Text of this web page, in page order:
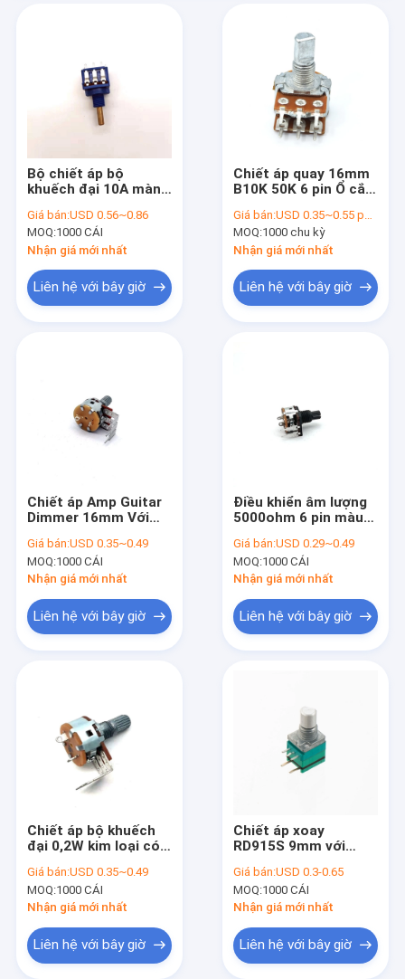
Về chúng tôi
Tham quan nhà máy
Tin tức
Tất cả các trường hợp
Bộ chiết áp bộ
khuếch đại 10A màng
sáng
Giá bán:USD 0.56~0.86
MOQ:1000 CÁI
Nhận giá mới nhất
Liên hệ với bây giờ
Chiết áp quay 16mm
B10K 50K 6 pin Ổ cắm
ẩm
Giá bán:USD 0.35~0.55 per piece
MOQ:1000 chu kỳ
Nhận giá mới nhất
Liên hệ với bây giờ
Chiết áp Amp Guitar
Dimmer 16mm Với
0,2W
Giá bán:USD 0.35~0.49
MOQ:1000 CÁI
Nhận giá mới nhất
Liên hệ với bây giờ
Điều khiển âm lượng
5000ohm 6 pin màu
lượng 0,2W
Giá bán:USD 0.29~0.49
MOQ:1000 CÁI
Nhận giá mới nhất
Liên hệ với bây giờ
Chiết áp bộ khuếch
đại 0,2W kim loại có
hộp âm thanh
Giá bán:USD 0.35~0.49
MOQ:1000 CÁI
Nhận giá mới nhất
Liên hệ với bây giờ
Chiết áp xoay
RD915S 9mm với
carbon chuyển đổi
Giá bán:USD 0.3-0.65
MOQ:1000 CÁI
Nhận giá mới nhất
Liên hệ với bây giờ